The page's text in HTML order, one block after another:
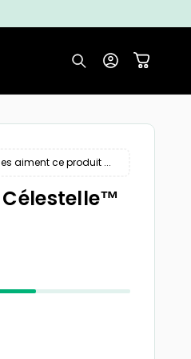
ConnexionPanier
aiment ce produit ...
€